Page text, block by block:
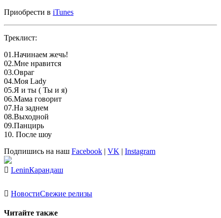
Приобрести в iTunes
Треклист:
01.Начинаем жечь!
02.Мне нравится
03.Овраг
04.Моя Lady
05.Я и ты ( Ты и я)
06.Мама говорит
07.На заднем
08.Выходной
09.Панцирь
10. После шоу
Подпишись на наш Facebook | VK | Instagram
LeninКарандаш
НовостиСвежие релизы
Читайте также